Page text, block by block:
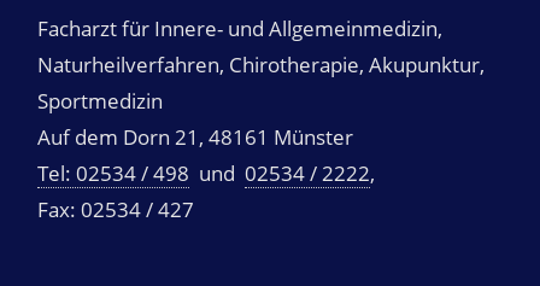
Facharzt für Innere- und Allgemeinmedizin,
Naturheilverfahren, Chirotherapie, Akupunktur,
Sportmedizin
Auf dem Dorn 21, 48161 Münster
Tel: 02534 / 498 und02534 / 2222,
Fax: 02534 / 427